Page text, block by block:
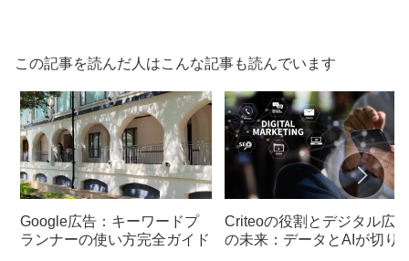
この記事を読んだ人はこんな記事も読んでいます
Google広告：キーワードプ
ランナーの使い方完全ガイド
Criteoの役割とデジタル広告
の未来：データとAIが切り